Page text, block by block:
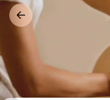
Prijeđi
sadržaj